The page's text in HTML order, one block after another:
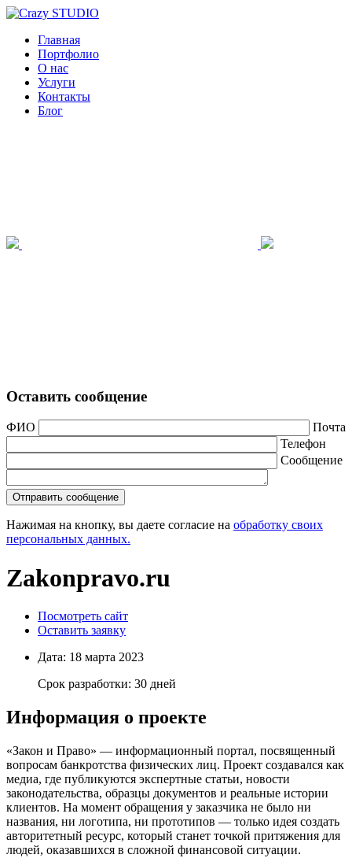
Главная
Портфолио
О нас
Услуги
Контакты
Блог
Оставить сообщение
ФИО
Почта
Телефон
Сообщение
Нажимая на кнопку, вы даете согласие на обработку своих
персональных данных.
Zakonpravo.ru
Посмотреть сайт
Оставить заявку
Дата: 18 марта 2023
Срок разработки: 30 дней
Информация о проекте
«Закон и Право» — информационный портал, посвященный
вопросам банкротства физических лиц. Проект создавался как
медиа, где публикуются экспертные статьи, новости
законодательства, образцы документов и реальные истории
клиентов. На момент обращения у заказчика не было ни
названия, ни логотипа, ни прототипов — только идея создать
авторитетный ресурс, который станет точкой притяжения для
людей, оказавшихся в сложной финансовой ситуации.